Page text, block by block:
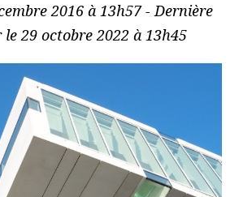
2016 à 13h57 - Dernière
29 octobre 2022 à 13h45